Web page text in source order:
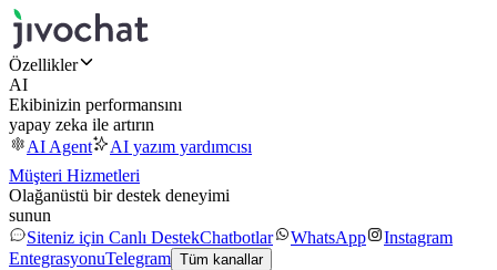
Özellikler
AI
Ekibinizin performansını
yapay zeka ile artırın
AI Agent
AI yazım yardımcısı
Müşteri Hizmetleri
Olağanüstü bir destek deneyimi
sunun
Siteniz için Canlı DestekChatbotlar WhatsApp
Instagram
EntegrasyonuTelegram Tüm kanallar